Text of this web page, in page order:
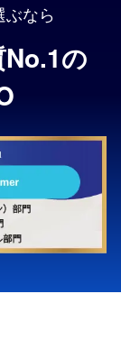
ぶなら
の